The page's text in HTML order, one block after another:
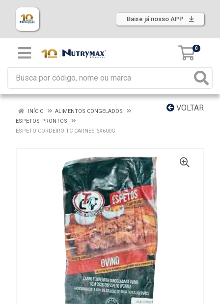
Baixe já nosso APP
0
VOLTAR
INÍCIO
ALIMENTOS CONGELADOS
ESPETOS PRONTOS
ESPETO CORDEIRO TC CARNES 6X600G